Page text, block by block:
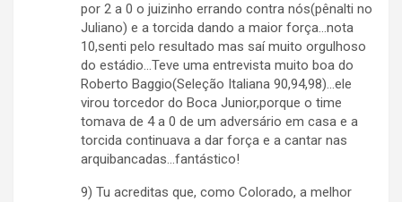
por 2 a 0 o juizinho errando contra nós(pênalti no
Juliano) e a torcida dando a maior força…nota
10,senti pelo resultado mas saí muito orgulhoso
do estádio…Teve uma entrevista muito boa do
Roberto Baggio(Seleção Italiana 90,94,98)…ele
virou torcedor do Boca Junior,porque o time
tomava de 4 a 0 de um adversário em casa e a
torcida continuava a dar força e a cantar nas
arquibancadas…fantástico!
9) Tu acreditas que, como Colorado, a melhor